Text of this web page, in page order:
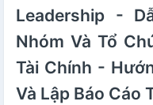
Leadership -
Nhóm Và Tổ
Tài Chính -
Và Lập Báo Cáo